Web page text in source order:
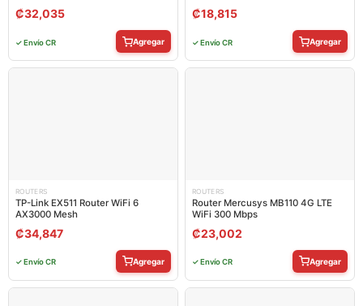
₡32,035
✓ Envío CR Agregar
₡18,815
✓ Envío CR Agregar
ROUTERS
TP-Link EX511 Router WiFi 6
AX3000 Mesh
₡34,847
✓ Envío CR Agregar
ROUTERS
Router Mercusys MB110 4G LTE
WiFi 300 Mbps
₡23,002
✓ Envío CR Agregar